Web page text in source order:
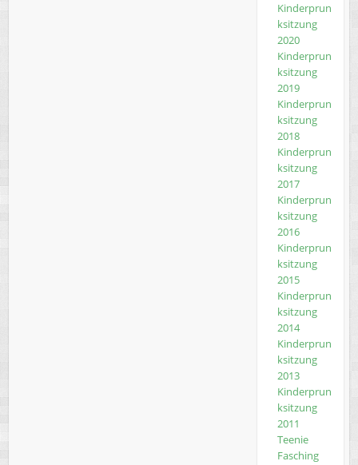
Kinderprun
ksitzung
2020
Kinderprun
ksitzung
2019
Kinderprun
ksitzung
2018
Kinderprun
ksitzung
2017
Kinderprun
ksitzung
2016
Kinderprun
ksitzung
2015
Kinderprun
ksitzung
2014
Kinderprun
ksitzung
2013
Kinderprun
ksitzung
2011
Teenie
Fasching